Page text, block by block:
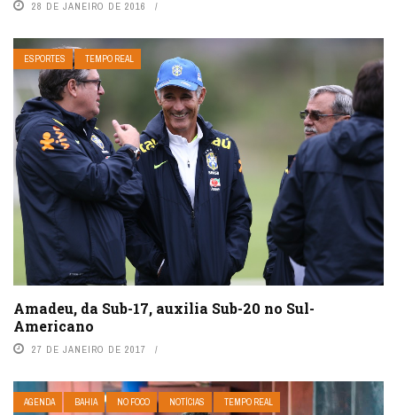
28 DE JANEIRO DE 2016
ESPORTES TEMPO REAL
Amadeu, da Sub-17, auxilia Sub-20 no Sul-
Americano
27 DE JANEIRO DE 2017
AGENDA BAHIA NO FOCO NOTÍCIAS TEMPO REAL